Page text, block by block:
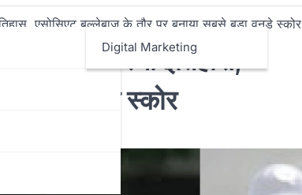
Digital Marketing
एसोसिएट बल्लेबाज़ के तौर पर बनाया सबसे बड़ा वनडे स्कोर
मंसी ने रचा इतिहास,
बड़ा वनडे स्कोर